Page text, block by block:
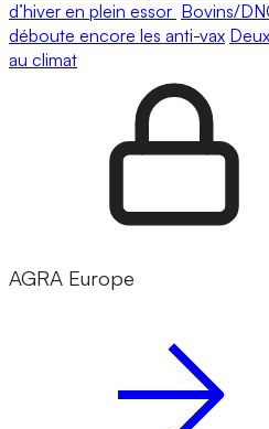
d’hiver en plein essor Bovins/
déboute encore les anti-vax
au climat
AGRA Europe